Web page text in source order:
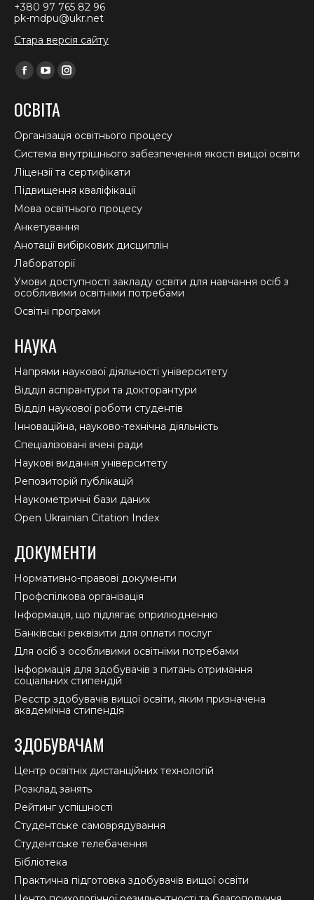
+380 97 765 82 96
pk-mdpu@ukr.net
Стара версія сайту
Find us on:
Facebook
opens
in
new
window
YouTube
opens
in
new
window
Instagram
in
new
window
ОСВІТА
Організація освітнього процесу
Система внутрішнього забезпечення якості вищої освіти
Ліцензії та сертифікати
Підвищення кваліфікації
Мова освітнього процесу
Анкетування
Анотації вибіркових дисциплін
Лабораторії
Умови доступності закладу освіти для навчання осіб з
особливими освітніми потребами
Освітні програми
НАУКА
Напрями наукової діяльності університету
Відділ аспірантури та докторантури
Відділ наукової роботи студентів
Інноваційна, науково-технічна діяльність
Спеціалізовані вчені ради
Наукові видання університету
Репозиторій публікацій
Наукометричні бази даних
Open Ukrainian Citation Index
ДОКУМЕНТИ
Нормативно-правові документи
Профспілкова організація
Інформація, що підлягає оприлюдненню
Банківські реквізити для оплати послуг
Для осіб з особливими освітніми потребами
Інформація для здобувачів з питань отримання
соціальних стипендій
Реєстр здобувачів вищої освіти, яким призначена
академічна стипендія
ЗДОБУВАЧАМ
Центр освітніх дистанційних технологій
Розклад занять
Рейтинг успішності
Студентське самоврядування
Студентське телебачення
Бібліотека
Практична підготовка здобувачів вищої освіти